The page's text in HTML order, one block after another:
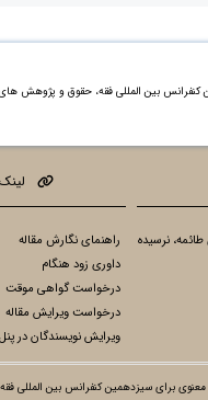
کنفرانس بین المللی فقه، حقوق و پژوهش
نرسیده
راهنمای نگارش مقاله
داوری زود هنگام
درخواست گواهی موقت
درخواست ویرایش مقاله
ویرایش نویسندگان در
برای سیزدهمین کنفرانس بین المللی